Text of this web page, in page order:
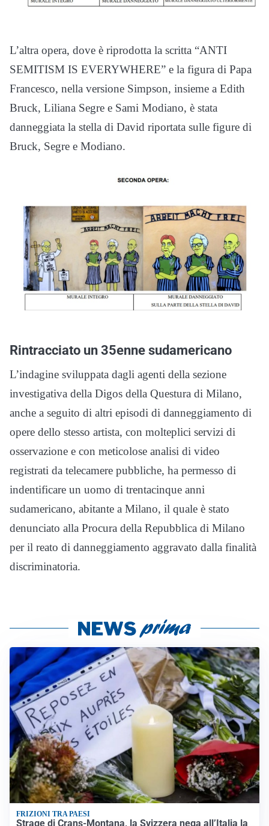
L’altra opera, dove è riprodotta la scritta “ANTI
SEMITISM IS EVERYWHERE” e la figura di Papa
Francesco, nella versione Simpson, insieme a Edith
Bruck, Liliana Segre e Sami Modiano, è stata
danneggiata la stella di David riportata sulle figure di
Bruck, Segre e Modiano.
Rintracciato un 35enne sudamericano
L’indagine sviluppata dagli agenti della sezione
investigativa della Digos della Questura di Milano,
anche a seguito di altri episodi di danneggiamento di
opere dello stesso artista, con molteplici servizi di
osservazione e con meticolose analisi di video
registrati da telecamere pubbliche, ha permesso di
indentificare un uomo di trentacinque anni
sudamericano, abitante a Milano, il quale è stato
denunciato alla Procura della Repubblica di Milano
per il reato di danneggiamento aggravato dalla finalità
discriminatoria.
FRIZIONI TRA PAESI
Strage di Crans-Montana, la Svizzera nega all’Italia la